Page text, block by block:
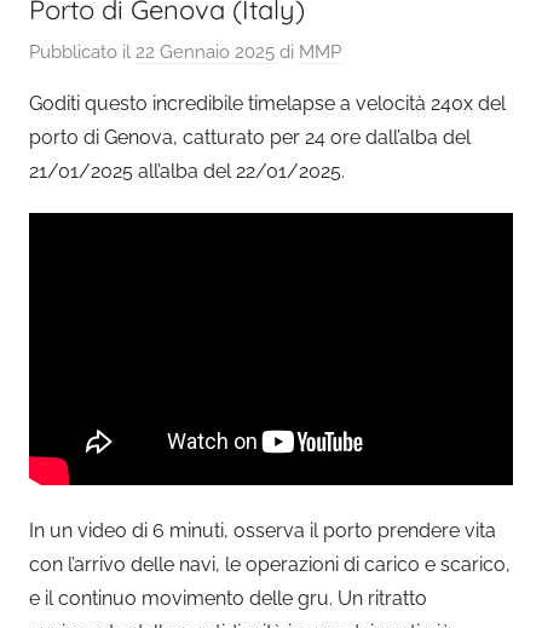
Porto di Genova (Italy)
Pubblicato il 22 Gennaio 2025 di MMP
Goditi questo incredibile timelapse a velocità 240x del
porto di Genova, catturato per 24 ore dall’alba del
21/01/2025 all’alba del 22/01/2025.
In un video di 6 minuti, osserva il porto prendere vita
con l’arrivo delle navi, le operazioni di carico e scarico,
e il continuo movimento delle gru. Un ritratto